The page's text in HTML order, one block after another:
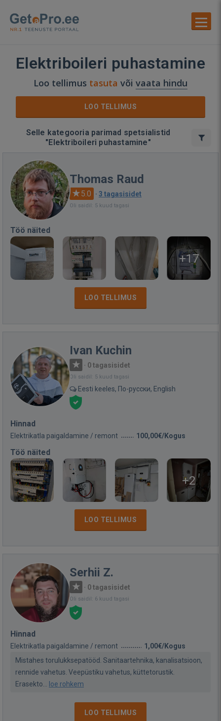
Elektriboileri puhastamine
Loo tellimus tasuta või vaata hindu
LOO TELLIMUS
Selle kategooria parimad spetsialistid
"Elektriboileri puhastamine"
Thomas Raud
5.0 · 3 tagasisidet
Oli saidil: 5 kuud tagasi
Töö näited
+17
LOO TELLIMUS
Ivan Kuchin
· 0 tagasisidet
Oli saidil: 5 kuud tagasi
Eesti keeles, По-русски, English
Hinnad
Elektrikatla paigaldamine / remont 100,00€/Kogus
Töö näited
+2
LOO TELLIMUS
Serhii Z.
· 0 tagasisidet
Oli saidil: 6 kuud tagasi
Hinnad
Elektrikatla paigaldamine / remont
1,00€/Kogus
Mistahes torulukksepatööd. Sanitaartehnika, kanalisatsioon,
rennide vahetus. Veepüstiku vahetus, küttetorustik.
Erasekto...
loe rohkem
LOO TELLIMUS